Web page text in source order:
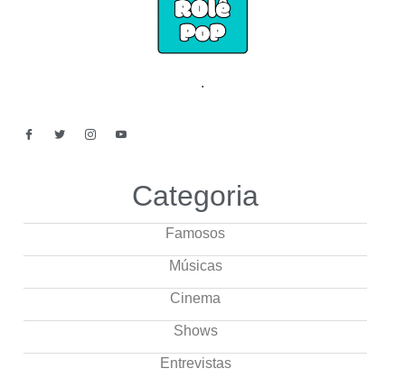
.
Categoria
Famosos
Músicas
Cinema
Shows
Entrevistas